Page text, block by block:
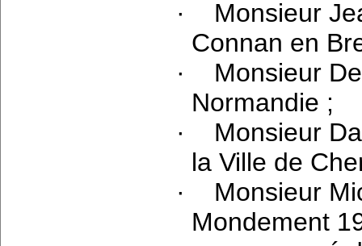
·
Monsieur
Connan en
·
Monsieur
Normandie ;
·
Monsieur
la Ville de
·
Monsieur
Mondement